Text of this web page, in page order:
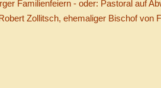
Familienfeiern - oder: Pastoral auf
Zollitsch, ehemaliger Bischof von